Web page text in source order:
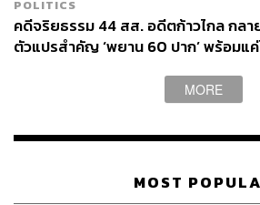
POLITICS
คดีจริยธรรม 44 สส. อดีตก้าวไกล กลาย
ตัวแปรสำคัญ ‘พยาน 60 ปาก’ พร้อมแ
MORE
MOST